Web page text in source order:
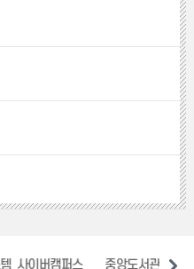
사이버캠퍼스 중앙도서관 장애